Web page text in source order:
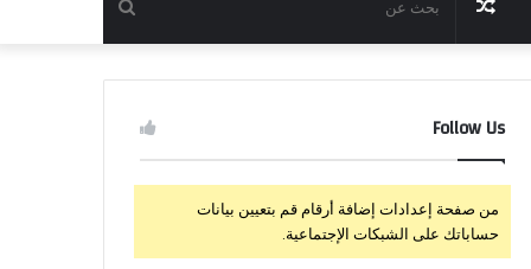
بحث
عن
مقال
عشوائي
Follow Us
من صفحة إعدادات إضافة أرقام قم بتعيين بيانات
حساباتك على الشبكات الإجتماعية.